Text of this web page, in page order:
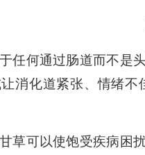
任何通过肠道而不是
消化道紧张、情绪
草可以使饱受疾病困